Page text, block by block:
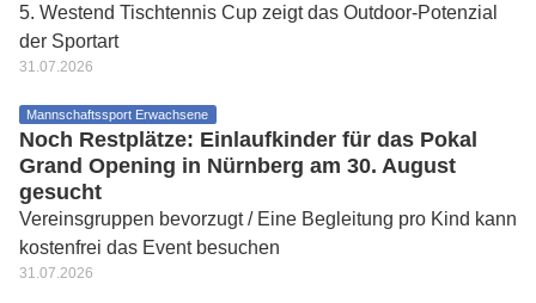
5. Westend Tischtennis Cup zeigt das Outdoor-Potenzial
der Sportart
31.07.2026
Mannschaftssport Erwachsene
Noch Restplätze: Einlaufkinder für das Pokal
Grand Opening in Nürnberg am 30. August
gesucht
Vereinsgruppen bevorzugt / Eine Begleitung pro Kind kann
kostenfrei das Event besuchen
31.07.2026